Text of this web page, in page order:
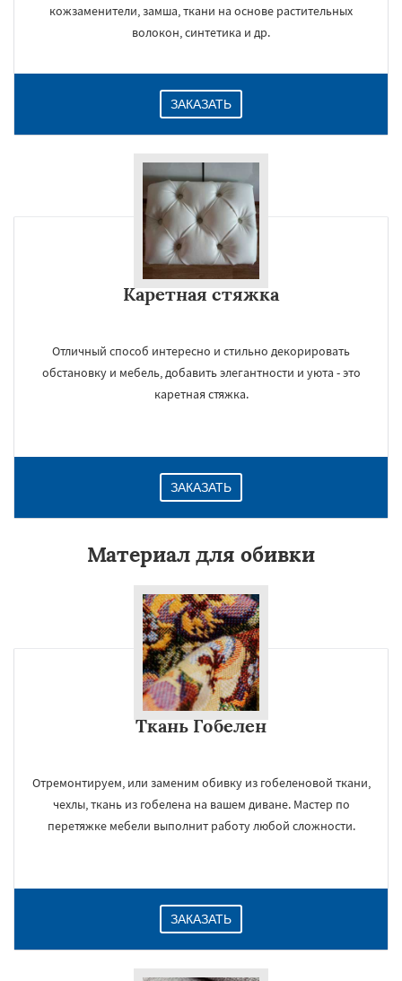
кожзаменители, замша, ткани на основе растительных
волокон, синтетика и др.
ЗАКАЗАТЬ
Каретная стяжка
Отличный способ интересно и стильно декорировать
обстановку и мебель, добавить элегантности и уюта - это
каретная стяжка.
ЗАКАЗАТЬ
Материал для обивки
Ткань Гобелен
Отремонтируем, или заменим обивку из гобеленовой ткани,
чехлы, ткань из гобелена на вашем диване. Мастер по
перетяжке мебели выполнит работу любой сложности.
ЗАКАЗАТЬ